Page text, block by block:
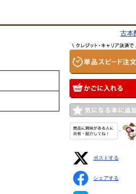
古本
ポストする
シェアする